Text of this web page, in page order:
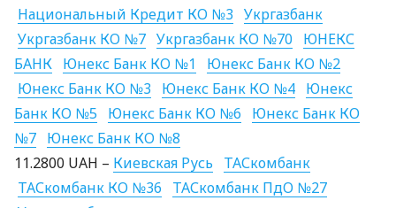
Национальный Кредит КО №3 Укргазбанк
Укргазбанк КО №7 Укргазбанк КО №70 ЮНЕКС
БАНК Юнекс Банк КО №1
Юнекс Банк КО №2
Юнекс Банк КО №3
Юнекс Банк КО №4 Юнекс
Банк КО №5 Юнекс Банк КО №6
Юнекс Банк КО
№7 Юнекс Банк КО №8
11.2800 UAH – Киевская Русь ТАСкомбанк
ТАСкомбанк КО №36 ТАСкомбанк ПдО №27